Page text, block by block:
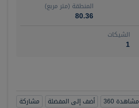
المنطقة (متر مربع)
80.36
الشيكات
1
مشاهدة 360 أضف إلى المفضلة مشاركة